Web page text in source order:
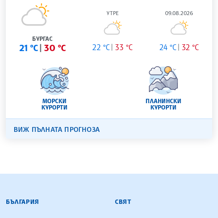
БУРГАС
21 °C 30 °C
УТРЕ
22 °C 33 °C
09.08.2026
24 °C 32 °C
МОРСКИ
КУРОРТИ
ПЛАНИНСКИ
КУРОРТИ
ВИЖ ПЪЛНАТА ПРОГНОЗА
БЪЛГАРСКА ТЕЛЕГРАФНА АГЕНЦИЯ
БЪЛГАРИЯ СВЯТ